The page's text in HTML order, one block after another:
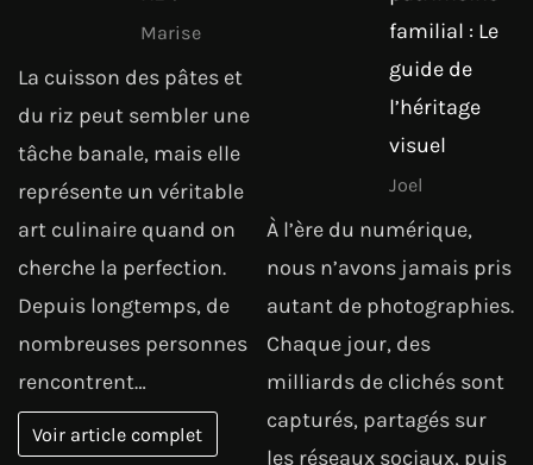
Marise
La cuisson des pâtes et
du riz peut sembler une
tâche banale, mais elle
représente un véritable
art culinaire quand on
cherche la perfection.
Depuis longtemps, de
nombreuses personnes
rencontrent…
Voir article complet
familial : Le
guide de
l’héritage
visuel
Joel
À l’ère du numérique,
nous n’avons jamais pris
autant de photographies.
Chaque jour, des
milliards de clichés sont
capturés, partagés sur
les réseaux sociaux, puis